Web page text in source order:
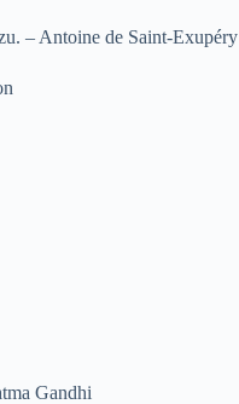
– Antoine de Saint-Exupéry
Gandhi